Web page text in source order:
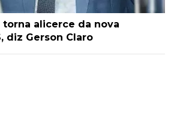
alicerce da nova
diz Gerson Claro